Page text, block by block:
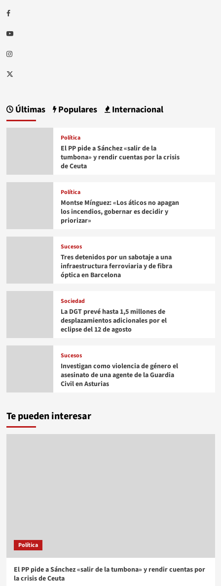
Facebook
Youtube
Instagram
Twitter
Últimas Populares Internacional
Política
El PP pide a Sánchez «salir de la
tumbona» y rendir cuentas por la crisis
de Ceuta
Política
Montse Mínguez: «Los áticos no apagan
los incendios, gobernar es decidir y
priorizar»
Sucesos
Tres detenidos por un sabotaje a una
infraestructura ferroviaria y de fibra
óptica en Barcelona
Sociedad
La DGT prevé hasta 1,5 millones de
desplazamientos adicionales por el
eclipse del 12 de agosto
Sucesos
Investigan como violencia de género el
asesinato de una agente de la Guardia
Civil en Asturias
Te pueden interesar
Política
El PP pide a Sánchez «salir de la tumbona» y rendir cuentas por
la crisis de Ceuta